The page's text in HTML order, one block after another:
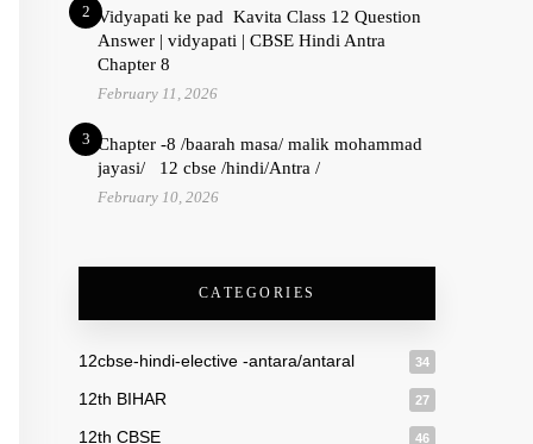
2 Vidyapati ke pad Kavita Class 12 Question
Answer | vidyapati | CBSE Hindi Antra
Chapter 8
February 11, 2026
3 Chapter -8 /baarah masa/ malik mohammad
jayasi/ 12 cbse /hindi/Antra /
February 10, 2026
CATEGORIES
12cbse-hindi-elective -antara/antaral 34
12th BIHAR 27
12th CBSE 46